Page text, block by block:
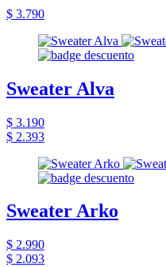
$ 3.790
Sweater Alva
$ 3.190
$ 2.393
Sweater Arko
$ 2.990
$ 2.093